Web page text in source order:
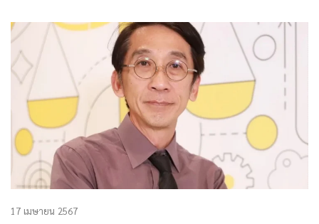
17 เมษายน 2567